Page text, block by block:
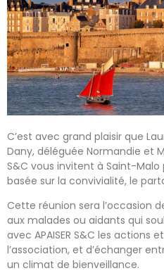
C’est avec grand plaisir que
Dany, déléguée Normandie et
S&C vous invitent à Saint-
basée sur la convivialité, le
Cette réunion sera l’occasion
aux malades ou aidants qui
avec APAISER S&C les actions
l’association, et d’échanger
un climat de bienveillance.